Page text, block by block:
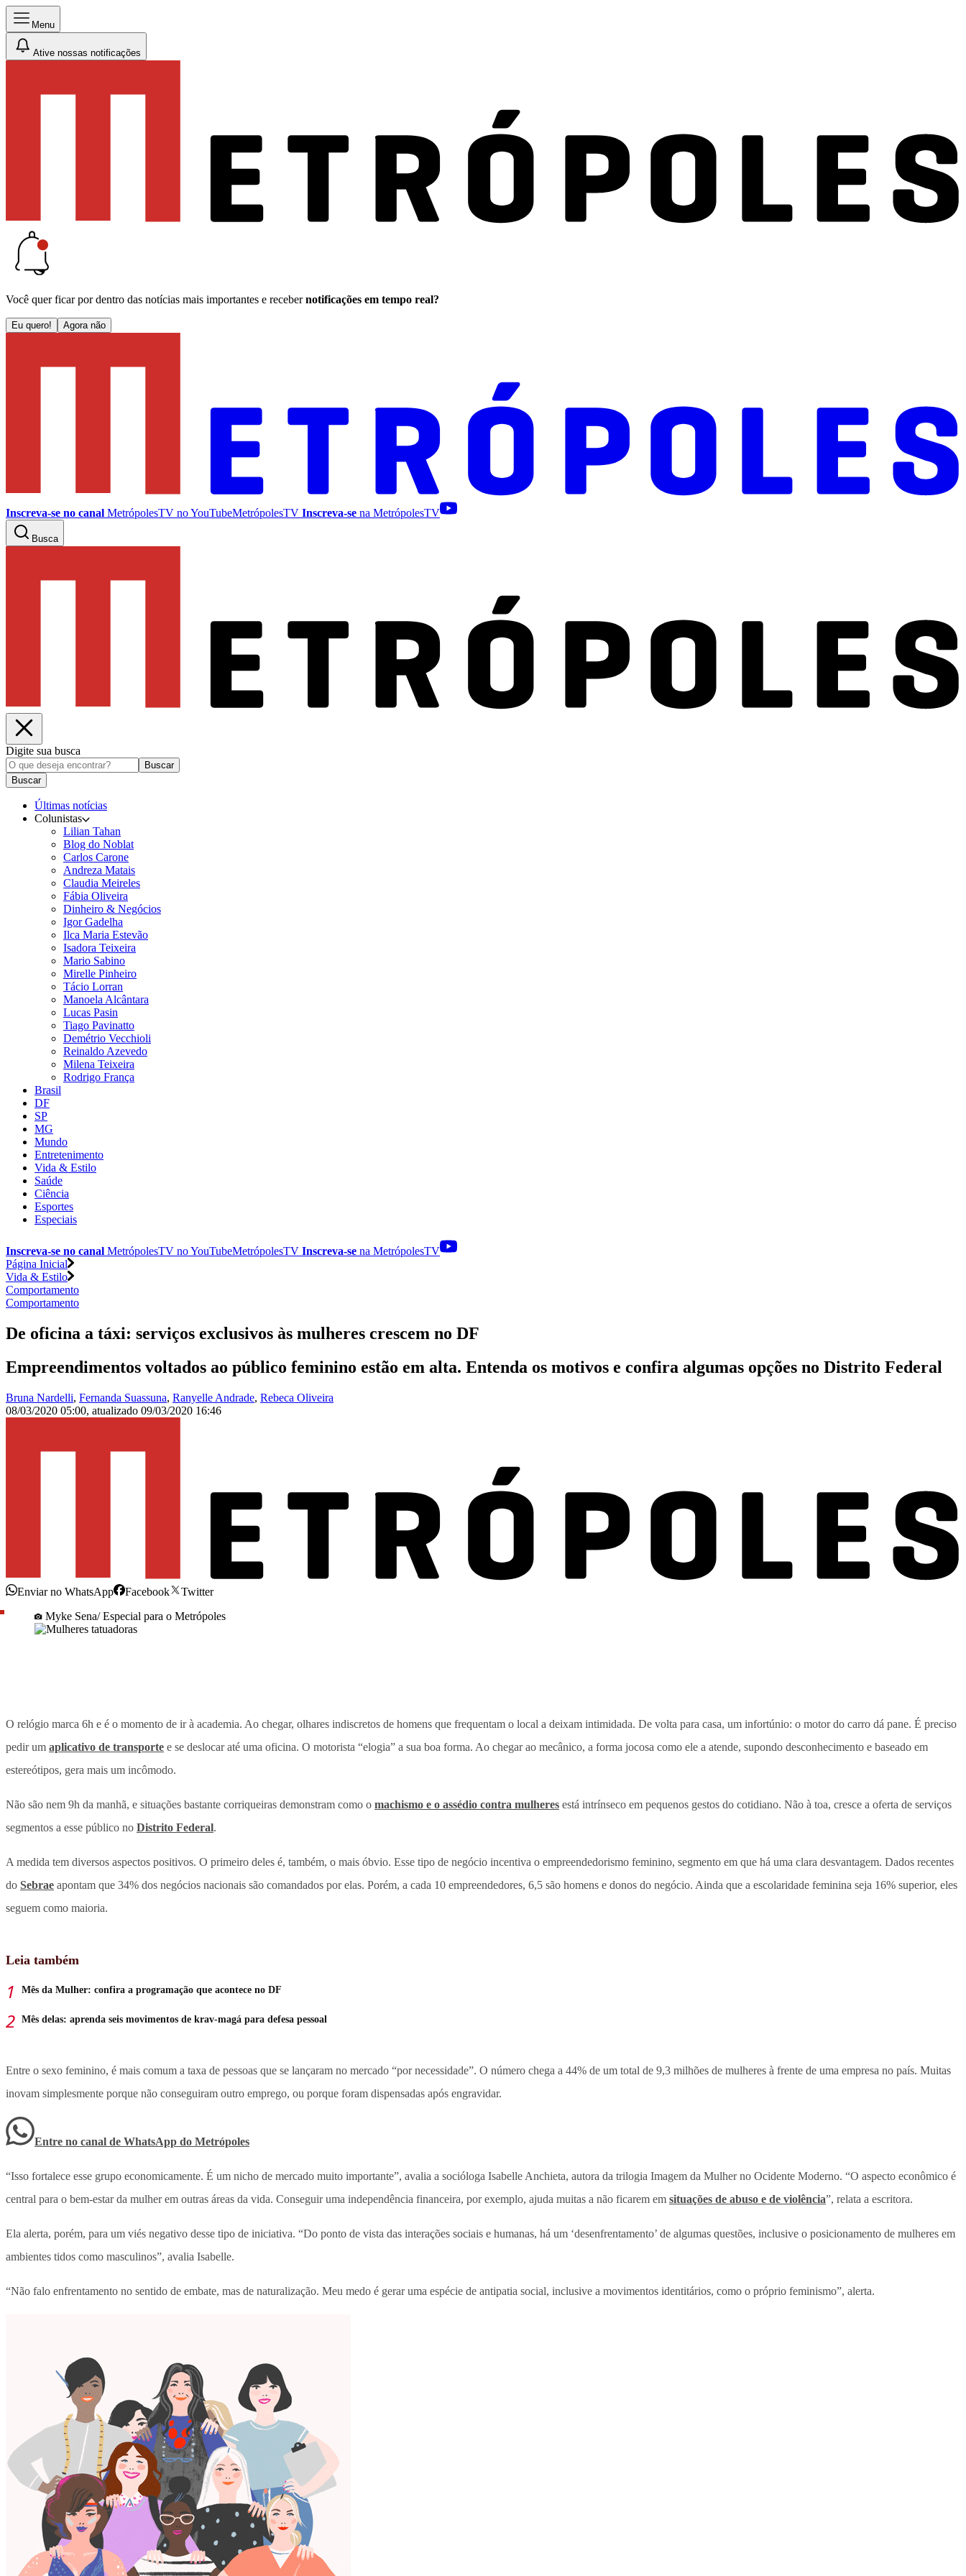
Menu
Ative nossas notificações
Você quer ficar por dentro das notícias mais importantes e receber notificações em tempo real?
Eu quero! Agora não
Inscreva-se no canal MetrópolesTV noYouTubeMetrópolesTV Inscreva-se na MetrópolesTV
Busca
Digite sua busca
Buscar
Buscar
Últimas notícias
Colunistas
Lilian Tahan
Blog do Noblat
Carlos Carone
Andreza Matais
Claudia Meireles
Fábia Oliveira
Dinheiro & Negócios
Igor Gadelha
Ilca Maria Estevão
Isadora Teixeira
Mario Sabino
Mirelle Pinheiro
Tácio Lorran
Manoela Alcântara
Lucas Pasin
Tiago Pavinatto
Demétrio Vecchioli
Reinaldo Azevedo
Milena Teixeira
Rodrigo França
Brasil
DF
SP
MG
Mundo
Entretenimento
Vida & Estilo
Saúde
Ciência
Esportes
Especiais
Inscreva-se no canal MetrópolesTV noYouTubeMetrópolesTV Inscreva-se na MetrópolesTV
Página Inicial
Vida & Estilo
Comportamento
Comportamento
De oficina a táxi: serviços exclusivos às mulheres crescem no DF
Empreendimentos voltados ao público feminino estão em alta. Entenda os motivos e confira algumas opções no Distrito Federal
Bruna Nardelli, Fernanda Suassuna, Ranyelle Andrade, Rebeca Oliveira
08/03/2020 05:00, atualizado 09/03/2020 16:46
Enviar no WhatsApp Facebook
Twitter
Myke Sena/ Especial para o Metrópoles
O relógio marca 6h e é o momento de ir à academia. Ao chegar, olhares indiscretos de homens que frequentam o local a deixam intimidada. De volta para casa, um infortúnio: o motor do carro dá pane. É preciso
pedir um aplicativo de transporte e se deslocar até uma oficina. O motorista “elogia” a sua boa forma. Ao chegar ao mecânico, a forma jocosa como ele a atende, supondo desconhecimento e baseado em
estereótipos, gera mais um incômodo.
Não são nem 9h da manhã, e situações bastante corriqueiras demonstram como o machismo e o assédio contra mulheres está intrínseco em pequenos gestos do cotidiano. Não à toa, cresce a oferta de serviços
segmentos a esse público no Distrito Federal.
A medida tem diversos aspectos positivos. O primeiro deles é, também, o mais óbvio. Esse tipo de negócio incentiva o empreendedorismo feminino, segmento em que há uma clara desvantagem. Dados recentes
do Sebrae apontam que 34% dos negócios nacionais são comandados por elas. Porém, a cada 10 empreendedores, 6,5 são homens e donos do negócio. Ainda que a escolaridade feminina seja 16% superior, eles
seguem como maioria.
Leia também
Mês da Mulher: confira a programação que acontece no DF
Mês delas: aprenda seis movimentos de krav-magá para defesa pessoal
Entre o sexo feminino, é mais comum a taxa de pessoas que se lançaram no mercado “por necessidade”. O número chega a 44% de um total de 9,3 milhões de mulheres à frente de uma empresa no país. Muitas
inovam simplesmente porque não conseguiram outro emprego, ou porque foram dispensadas após engravidar.
Entre no canal de WhatsApp do Metrópoles
“Isso fortalece esse grupo economicamente. É um nicho de mercado muito importante”, avalia a socióloga Isabelle Anchieta, autora da trilogia Imagem da Mulher no Ocidente Moderno. “O aspecto econômico é
central para o bem-estar da mulher em outras áreas da vida. Conseguir uma independência financeira, por exemplo, ajuda muitas a não ficarem em situações de abuso e de violência”, relata a escritora.
Ela alerta, porém, para um viés negativo desse tipo de iniciativa. “Do ponto de vista das interações sociais e humanas, há um ‘desenfrentamento’ de algumas questões, inclusive o posicionamento de mulheres em
ambientes tidos como masculinos”, avalia Isabelle.
“Não falo enfrentamento no sentido de embate, mas de naturalização. Meu medo é gerar uma espécie de antipatia social, inclusive a movimentos identitários, como o próprio feminismo”, alerta.